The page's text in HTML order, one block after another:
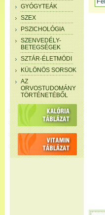
GYÓGYTEÁK
SZEX
PSZICHOLÓGIA
SZENVEDÉLY-
BETEGSÉGEK
SZTÁR-ÉLETMÓDI
KÜLÖNÖS SORSOK
AZ
ORVOSTUDOMÁNY
TÖRTÉNETÉBŐL